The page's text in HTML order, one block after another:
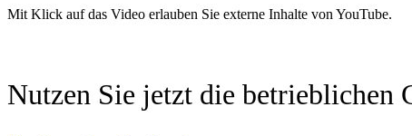
Mit Klick auf das Video erlauben Sie externe Inhalte von YouTube.
Nutzen Sie jetzt die betrieblichen